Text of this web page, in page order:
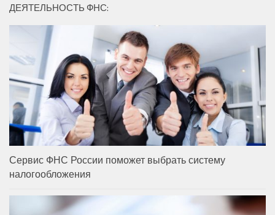
ДЕЯТЕЛЬНОСТЬ ФНС:
Сервис ФНС России поможет выбрать систему
налогообложения